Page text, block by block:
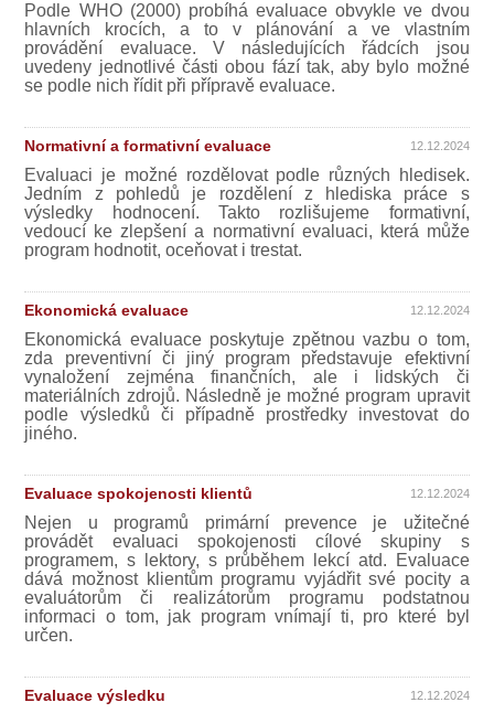
Podle WHO (2000) probíhá evaluace obvykle ve dvou
hlavních krocích, a to v plánování a ve vlastním
provádění evaluace. V následujících řádcích jsou
uvedeny jednotlivé části obou fází tak, aby bylo možné
se podle nich řídit při přípravě evaluace.
12.12.2024
Normativní a formativní evaluace
Evaluaci je možné rozdělovat podle různých hledisek.
Jedním z pohledů je rozdělení z hlediska práce s
výsledky hodnocení. Takto rozlišujeme formativní,
vedoucí ke zlepšení a normativní evaluaci, která může
program hodnotit, oceňovat i trestat.
12.12.2024
Ekonomická evaluace
Ekonomická evaluace poskytuje zpětnou vazbu o tom,
zda preventivní či jiný program představuje efektivní
vynaložení zejména finančních, ale i lidských či
materiálních zdrojů. Následně je možné program upravit
podle výsledků či případně prostředky investovat do
jiného.
12.12.2024
Evaluace spokojenosti klientů
Nejen u programů primární prevence je užitečné
provádět evaluaci spokojenosti cílové skupiny s
programem, s lektory, s průběhem lekcí atd. Evaluace
dává možnost klientům programu vyjádřit své pocity a
evaluátorům či realizátorům programu podstatnou
informaci o tom, jak program vnímají ti, pro které byl
určen.
12.12.2024
Evaluace výsledku